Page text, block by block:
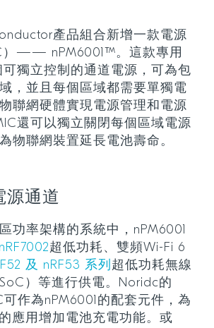
產品組合新增一款電源
）—— nPM6001™。這款專用
可獨立控制的通道電源，可為包
，並且每個區域都需要單獨電
聯網硬體實現電源管理和電源
還可以獨立關閉每個區域電源
物聯網裝置延長電池壽命。
源通道
功率架構的系統中，nPM6001
nRF7002超低功耗、雙頻Wi-Fi 6
及 nRF53 系列 超低功耗無線
）等進行供電。Noridc的
可作為nPM6001的配套元件，為
應用增加電池充電功能。或